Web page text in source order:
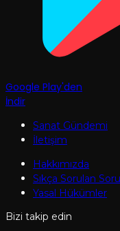
Google Play'den
İndir
Sanat Gündemi
İletişim
Hakkımızda
Sıkça Sorulan
Yasal Hükümler
Bizi takip edin